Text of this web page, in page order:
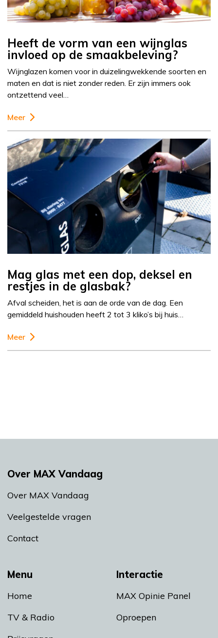
Heeft de vorm van een wijnglas
invloed op de smaakbeleving?
Wijnglazen komen voor in duizelingwekkende soorten en
maten en dat is niet zonder reden. Er zijn immers ook
ontzettend veel…
Meer
Mag glas met een dop, deksel en
restjes in de glasbak?
Afval scheiden, het is aan de orde van de dag. Een
gemiddeld huishouden heeft 2 tot 3 kliko’s bij huis…
Meer
Menu
Home
TV & Radio
Interactie
MAX Opinie Panel
Oproepen
Over MAX Vandaag
Over MAX Vandaag
Veelgestelde vragen
Contact